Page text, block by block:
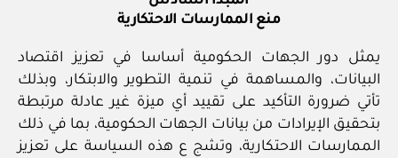
منع الممارسات الاحتكارية
يمثل دور الجهات الحكومية أساسا في تعزيز اقتصاد
البيانات، والمساهمة في تنمية التطوير والابتكار، وبذلك
تأتي ضرورة التأكيد على تقييد أي ميزة غير عادلة مرتبطة
بتحقيق الإيرادات من بيانات الجهات الحكومية، بما في ذلك
الممارسات الاحتكارية، وتشج ع هذه السياسة على تعزيز